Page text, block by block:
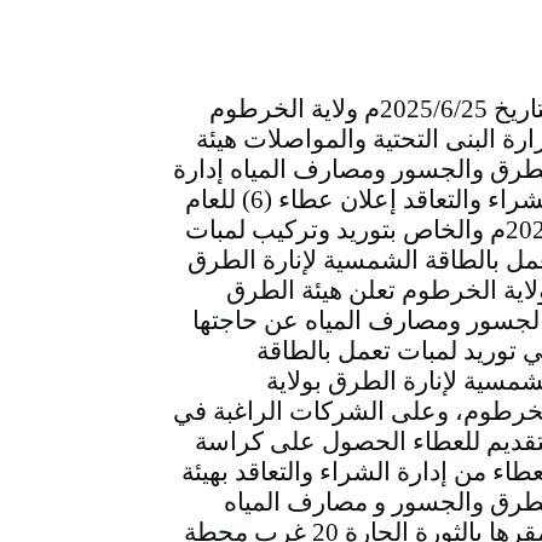
التاريخ 2025/6/25م ولاية الخرطوم
البنى التحتية والمواصلات هيئة
والجسور ومصارف المياه إدارة
الشراء والتعاقد إعلان عطاء (6) للعام
2025م والخاص بتوريد وتركيب لمبات
بالطاقة الشمسية لإنارة الطرق
الخرطوم تعلن هيئة الطرق
ومصارف المياه عن حاجتها
توريد لمبات تعمل بالطاقة
لإنارة الطرق بولاية
وعلى الشركات الراغبة في
للعطاء الحصول على كراسة
من إدارة الشراء والتعاقد بهيئة
والجسور و مصارف المياه
بمقرها بالثورة الحارة 20 غرب محطة